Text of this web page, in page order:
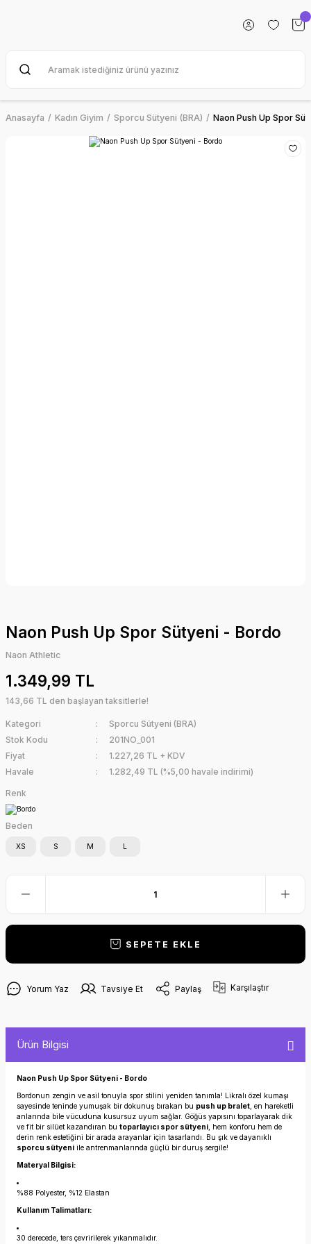
Anasayfa Kadın Giyim Sporcu Sütyeni (BRA) Naon Push Up Spor
Naon Push Up Spor Sütyeni - Bordo
Naon Athletic
1.349,99 TL
143,66 TL den başlayan taksitlerle!
Kategori
Sporcu Sütyeni (BRA)
Stok Kodu
201NO_001
Fiyat
1.227,26 TL + KDV
Havale
1.282,49 TL (%5,00 havale indirimi)
Renk
Beden
XS S M
SEPETE EKLE
Yorum Yaz Tavsiye Et Paylaş Karşılaştır
Ürün Bilgisi
Naon Push Up Spor Sütyeni - Bordo
Bordonun zengin ve asil tonuyla spor stilini yeniden tanımla! Likralı özel kumaşı
sayesinde teninde yumuşak bir dokunuş bırakan bu push up bralet , en hareketli
anlarında bile vücuduna kusursuz uyum sağlar. Göğüs yapısını toparlayarak dik
ve fit bir silüet kazandıran bu toparlayıcı spor sütyeni , hem konforu hem de
derin renk estetiğini bir arada arayanlar için tasarlandı. Bu şık ve dayanıklı
sporcu sütyeni ile antrenmanlarında güçlü bir duruş sergile!
Materyal Bilgisi:
%88 Polyester, %12 Elastan
Kullanım Talimatları:
30 derecede, ters çevririlerek yıkanmalıdır.